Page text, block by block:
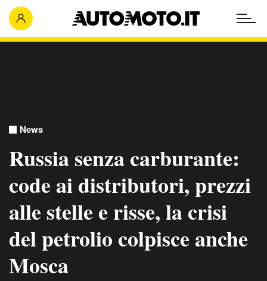
News
Russia senza carburante:
code ai distributori, prezzi
alle stelle e risse, la crisi
del petrolio colpisce anche
Mosca